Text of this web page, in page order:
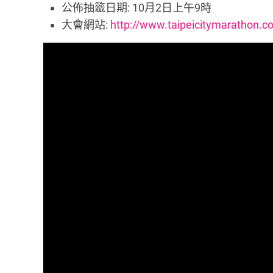
公佈抽籤日期: 10月2日上午9時
大會網站: http://